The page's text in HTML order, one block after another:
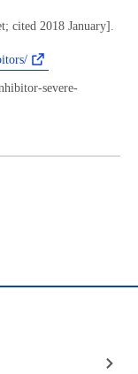
cited 2018 January].
severe-